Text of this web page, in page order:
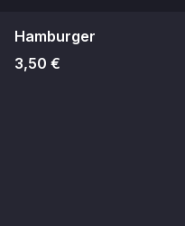
Hamburger
3,50 €